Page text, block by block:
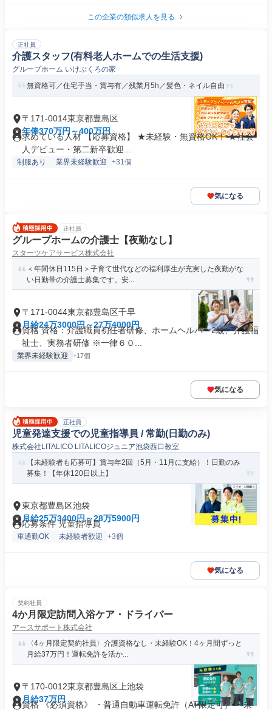
この企業の類似求人を見る
正社員
介護スタッフ(有料老人ホームでの生活支援)
グループホーム いけぶくろの家
無資格可／住宅手当・賞与有／残業月5h／髪色・ネイル自由
〒171-0014東京都豊島区
年俸370万円～400万円
求めている人材 【応募資格】 ★未経験・無資格OK！ ★社会
人デビュー・第二新卒歓迎...
制服あり 業界未経験歓迎 +31個
気になる
正社員
グループホームの介護士【夜勤なし】
スターツケアサービス株式会社
＜年間休日115日＞子育て世代などの福利厚生が充実した夜勤がな
い日勤帯の介護士募集です。安...
〒171-0044東京都豊島区千早
月給24万3000円～27万4000円
資格 資格：介護職員初任者研修、ホームヘルパー2級、介護福
祉士、実務者研修 ※一律６０...
業界未経験歓迎 +17個
気になる
正社員
児童発達支援での児童指導員 / 常勤(日勤のみ)
株式会社LITALICO LITALICOジュニア池袋西口教室
【未経験者も応募可】賞与年2回（5月・11月に支給）！日勤のみ
募集！【年休120日以上】
東京都豊島区池袋
月給25万3400円～28万5900円
応募条件 児童指導員
車通勤OK 未経験者歓迎 +3個
気になる
契約社員
4か月限定訪問入浴ケア・ドライバー
アースサポート株式会社
〈4ヶ月限定契約社員〉介護資格なし・未経験OK！4ヶ月間ずっと
月給37万円！運転免許を活か...
〒170-0012東京都豊島区上池袋
月給37万円
資格 《必須資格》 ・普通自動車運転免許（AT限定可） ・未